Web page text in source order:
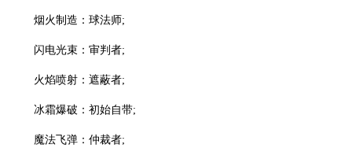
烟火制造：球法师;
闪电光束：审判者;
火焰喷射：遮蔽者;
冰霜爆破：初始自带;
魔法飞弹：仲裁者;